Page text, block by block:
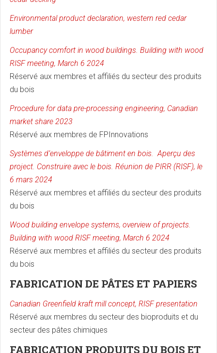
Environmental product declaration, western red cedar
lumber
Occupancy comfort in wood buildings. Building with wood
RISF meeting, March 6 2024
Réservé aux membres et affiliés du secteur des produits
du bois
Procedure for data pre-processing engineering, Canadian
market share 2023
Réservé aux membres de FPInnovations
Systèmes d’enveloppe de bâtiment en bois. Aperçu des
project. Construire avec le bois. Réunion de PIRR (RISF), le
6 mars 2024
Réservé aux membres et affiliés du secteur des produits
du bois
Wood building envelope systems, overview of projects.
Building with wood RISF meeting, March 6 2024
Réservé aux membres et affiliés du secteur des produits
du bois
FABRICATION DE PÂTES ET PAPIERS
Canadian Greenfield kraft mill concept, RISF presentation
Réservé aux membres du secteur des bioproduits et du
secteur des pâtes chimiques
FABRICATION PRODUITS DU BOIS ET